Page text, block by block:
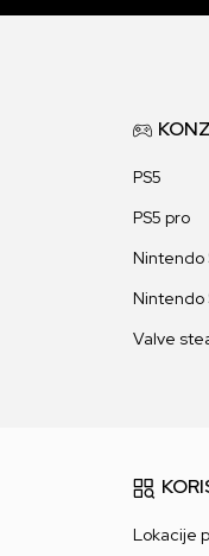
PS5
PS5 pro
Nintendo
Nintendo
Valve
Lokacije